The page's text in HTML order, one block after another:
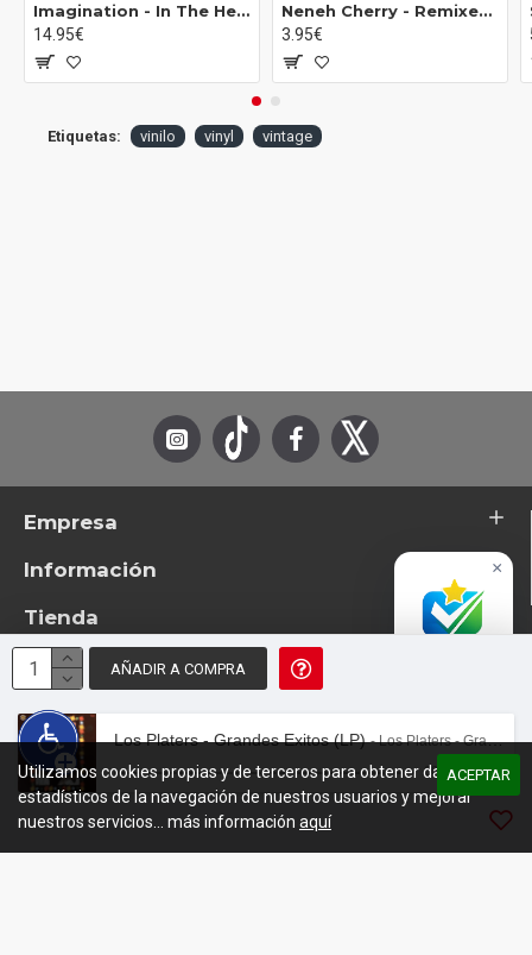
AÑADIR A COMPRA
Los Platers - Grandes Exitos (LP)- Los Platers - Grandes Exitos (LP)
00:00 /02:04
Imagination - In The Heat Of The Night (LP)*
14.95€
Neneh Cherry ‎- Remixes (12")
3.95€
Etiquetas: vinilo vinyl vintage
Empresa
Información
Tienda
© 2026 - TotemTanz.com. Todos los derechos reservados
Diseño: InterIberica
ACEPTAR
Utilizamos cookies propias y de terceros para obtener datos
estadísticos de la navegación de nuestros usuarios y mejorar
nuestros servicios... más información aquí
×
4.8 / 5